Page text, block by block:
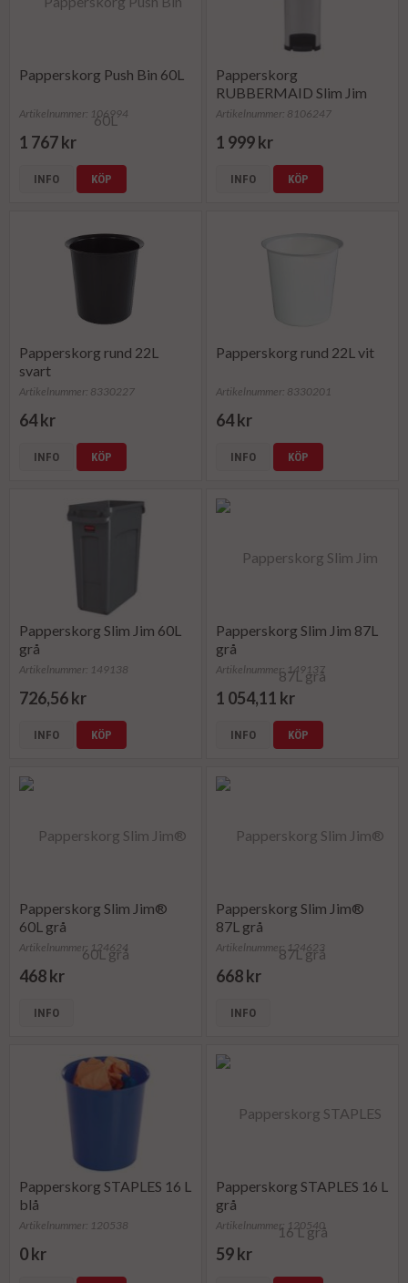
Papperskorg Push Bin 60L
Artikelnummer: 106994
1 767 kr
INFO KÖP
Papperskorg
RUBBERMAID Slim Jim
50L stål
Artikelnummer: 8106247
1 999 kr
INFO KÖP
Papperskorg rund 22L
svart
Artikelnummer: 8330227
64 kr
INFO KÖP
Papperskorg rund 22L vit
Artikelnummer: 8330201
64 kr
INFO KÖP
Papperskorg Slim Jim 60L
grå
Artikelnummer: 149138
726,56 kr
INFO KÖP
Papperskorg Slim Jim 87L
grå
Artikelnummer: 149137
1 054,11 kr
INFO KÖP
Papperskorg Slim Jim®
60L grå
Artikelnummer: 124624
468 kr
INFO
Papperskorg Slim Jim®
87L grå
Artikelnummer: 124623
668 kr
INFO
Papperskorg STAPLES 16 L
blå
Artikelnummer: 120538
0 kr
Papperskorg STAPLES 16 L
grå
Artikelnummer: 120540
59 kr